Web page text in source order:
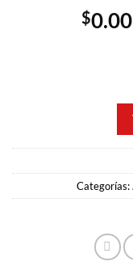
$0.00
Categorías: